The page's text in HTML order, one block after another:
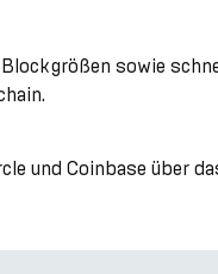
sowie
und Coinbase über